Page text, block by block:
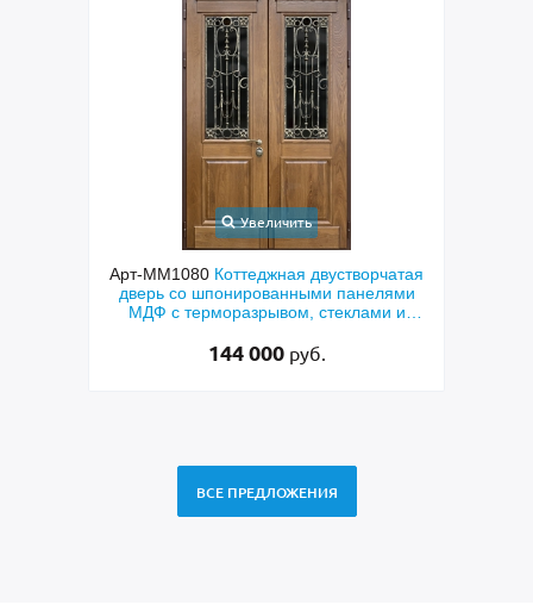
Увеличить
Арт-ММ1080 Коттеджная двустворчатая
дверь со шпонированными панелями
МДФ с терморазрывом, стеклами и
144 000 руб.
ВСЕ ПРЕДЛОЖЕНИЯ